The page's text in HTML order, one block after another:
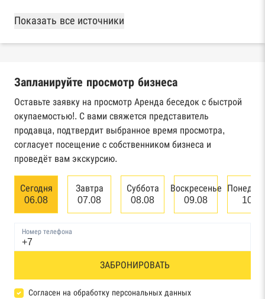
База Росстата
Реестры ЕГРЮЛ и ЕГРИП Федеральной
Реестр государственных контрактов
Федерального казначейства
Картотека арбитражных дел Высшего
арбитражного суда
банкротстве юридических лиц
Единый федеральный реестр сведений о
банкротстве физических лиц
Реестр товарных знаков и знаков обслуживания
База исполнительного производства
Показать все источники
Запланируйте просмотр бизнеса
Оставьте заявку на просмотр Аренда беседок с быстрой
окупаемостью!. С вами свяжется представитель
продавца, подтвердит выбранное время просмотра,
согласует посещение с собственником бизнеса и
проведёт вам экскурсию.
Сегодня
06.08
Завтра
07.08
Суббота
08.08
Воскресенье
09.08
10.08
Номер телефона
ЗАБРОНИРОВАТЬ
Согласен на обработку персональных данных